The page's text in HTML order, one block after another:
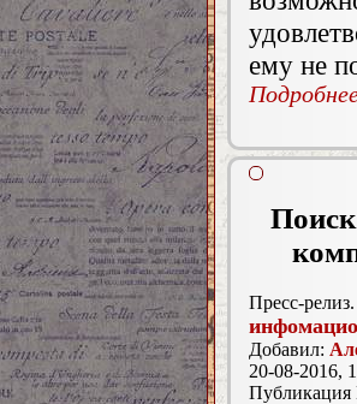
ему не
Поиск
Пресс-релиз.
Добавил:
20-08-2016,